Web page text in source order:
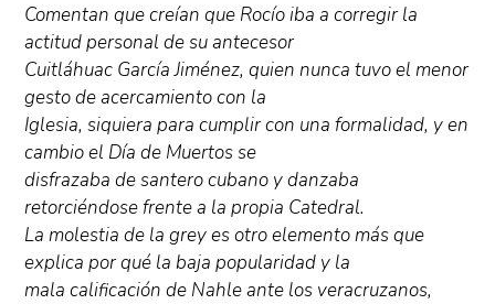
Comentan que creían que Rocío iba a corregir la
actitud personal de su antecesor
Cuitláhuac García Jiménez, quien nunca tuvo el menor
gesto de acercamiento con la
Iglesia, siquiera para cumplir con una formalidad, y en
cambio el Día de Muertos se
disfrazaba de santero cubano y danzaba
retorciéndose frente a la propia Catedral.
La molestia de la grey es otro elemento más que
explica por qué la baja popularidad y la
mala calificación de Nahle ante los veracruzanos,